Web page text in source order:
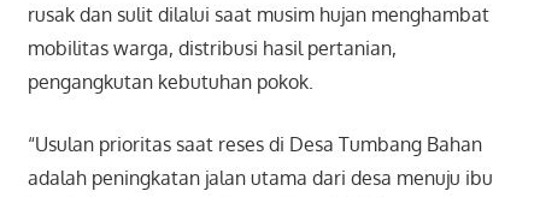
rusak dan sulit dilalui saat musim hujan menghambat
mobilitas warga, distribusi hasil pertanian,
pengangkutan kebutuhan pokok.
“Usulan prioritas saat reses di Desa Tumbang Bahan
adalah peningkatan jalan utama dari desa menuju ibu